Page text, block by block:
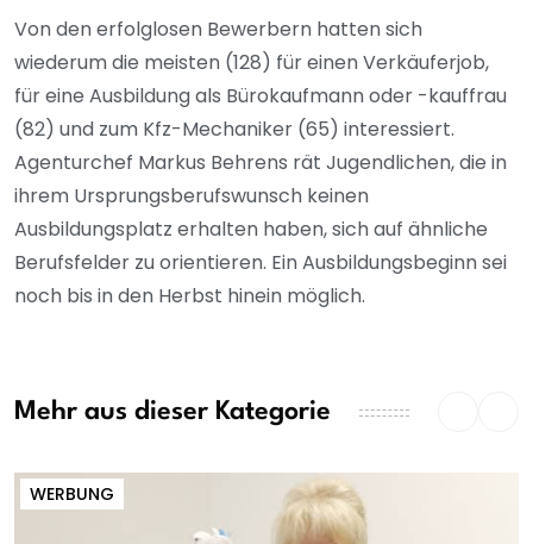
Von den erfolglosen Bewerbern hatten sich
wiederum die meisten (128) für einen Verkäuferjob,
für eine Ausbildung als Bürokaufmann oder -kauffrau
(82) und zum Kfz-Mechaniker (65) interessiert.
Agenturchef Markus Behrens rät Jugendlichen, die in
ihrem Ursprungsberufswunsch keinen
Ausbildungsplatz erhalten haben, sich auf ähnliche
Berufsfelder zu orientieren. Ein Ausbildungsbeginn sei
noch bis in den Herbst hinein möglich.
Mehr aus dieser Kategorie
WERBUNG